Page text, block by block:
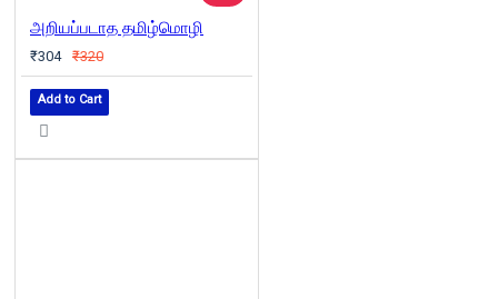
அறியப்படாத தமிழ்மொழி
₹304 ₹320
Add to Cart